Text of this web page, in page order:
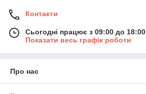
Контакти
Сьогодні працює з 09:00 до 18:00
Показати весь графік роботи
Про нас